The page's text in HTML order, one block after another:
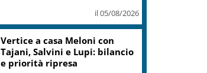
il 05/08/2026
Vertice a casa Meloni con
Tajani, Salvini e Lupi: bilancio
e priorità ripresa